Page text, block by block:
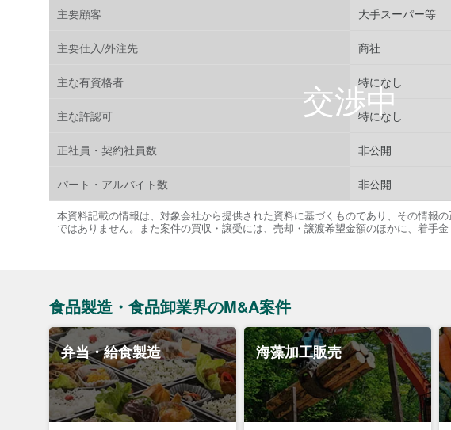
主要顧客 大手スーパー等
主要仕入/外注先 商社
主な有資格者 特になし
主な許認可 特になし
正社員・契約社員数 非公開
パート・アルバイト数 非公開
本資料記載の情報は、対象会社から提供された資料に基づくものであり、その情報
ではありません。また案件の買収・譲受には、売却・譲渡希望金額のほかに、着手金
食品製造・食品卸業界のM&A案件
弁当・給食製造 海藻加工販売